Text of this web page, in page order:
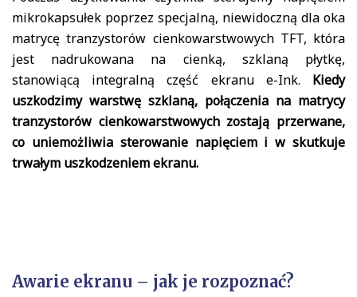
mikrokapsułek poprzez specjalną, niewidoczną dla oka
matrycę tranzystorów cienkowarstwowych TFT, która
jest nadrukowana na cienką, szklaną płytkę,
stanowiącą integralną część ekranu e-Ink. Kiedy
uszkodzimy warstwę szklaną, połączenia na matrycy
tranzystorów cienkowarstwowych zostają przerwane,
co uniemożliwia sterowanie napięciem i w skutkuje
trwałym uszkodzeniem ekranu.
Awarie ekranu – jak je rozpoznać?